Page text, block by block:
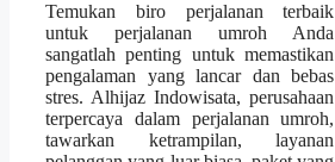
Temukan biro perjalanan terbaik
untuk perjalanan umroh Anda
sangatlah penting untuk memastikan
pengalaman yang lancar dan bebas
stres. Alhijaz Indowisata, perusahaan
terpercaya dalam perjalanan umroh,
tawarkan ketrampilan, layanan